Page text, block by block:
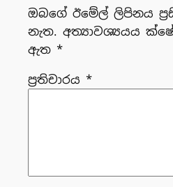
ඔබගේ ඊමේල් ලිපිනය
නැත. අත්‍යාවශ්‍යයය
ඇත *
ප්‍රතිචාරය *